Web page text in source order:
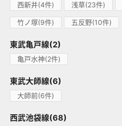
西新井(4件) 浅草(23件)
竹ノ塚(9件) 五反野(10件)
東武亀戸線(2)
亀戸水神(2件)
東武大師線(6)
大師前(6件)
西武池袋線(68)